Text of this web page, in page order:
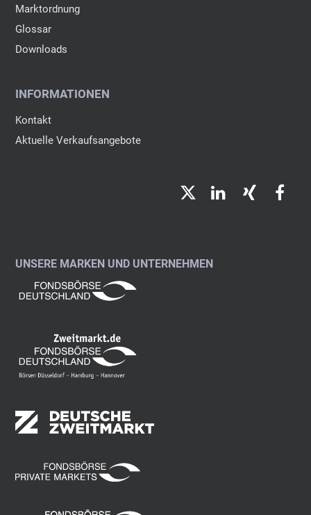
Marktordnung
Glossar
Downloads
INFORMATIONEN
Kontakt
Aktuelle Verkaufsangebote
TwitterLinkedIn
Xing
UNSERE MARKEN UND UNTERNEHMEN